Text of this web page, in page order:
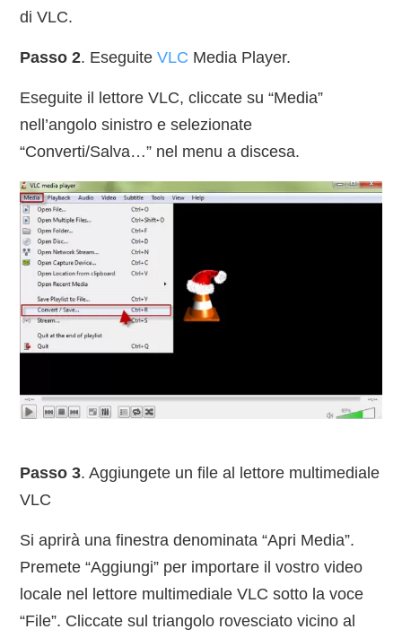
di VLC.
Passo 2. Eseguite VLC Media Player.
Eseguite il lettore VLC, cliccate su “Media”
nell’angolo sinistro e selezionate
“Converti/Salva…” nel menu a discesa.
Passo 3. Aggiungete un file al lettore multimediale
VLC
Si aprirà una finestra denominata “Apri Media”.
Premete “Aggiungi” per importare il vostro video
locale nel lettore multimediale VLC sotto la voce
“File”. Cliccate sul triangolo rovesciato vicino al